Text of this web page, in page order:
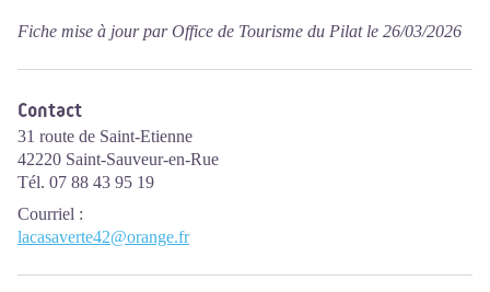
Fiche mise à jour par Office de Tourisme du Pilat le 26/03/2026
Contact
31 route de Saint-Etienne
42220 Saint-Sauveur-en-Rue
Tél. 07 88 43 95 19
Courriel :
lacasaverte42@orange.fr